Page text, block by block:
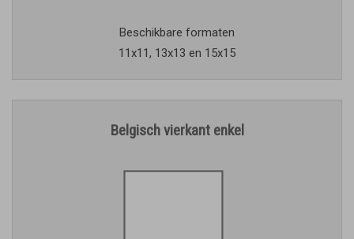
Beschikbare formaten
11x11, 13x13 en 15x15
Belgisch vierkant enkel